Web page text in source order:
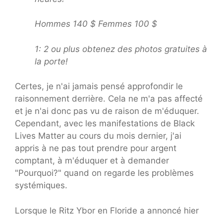
Hommes 140 $ Femmes 100 $
1: 2 ou plus obtenez des photos gratuites à
la porte!
Certes, je n'ai jamais pensé approfondir le
raisonnement derrière. Cela ne m'a pas affecté
et je n'ai donc pas vu de raison de m'éduquer.
Cependant, avec les manifestations de Black
Lives Matter au cours du mois dernier, j'ai
appris à ne pas tout prendre pour argent
comptant, à m'éduquer et à demander
"Pourquoi?" quand on regarde les problèmes
systémiques.
Lorsque le Ritz Ybor en Floride a annoncé hier